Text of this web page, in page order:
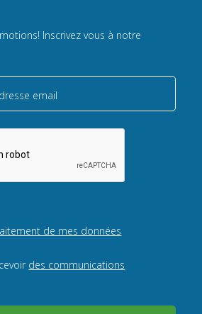
Inscrivez vous à notre
email
de mes données
des communications